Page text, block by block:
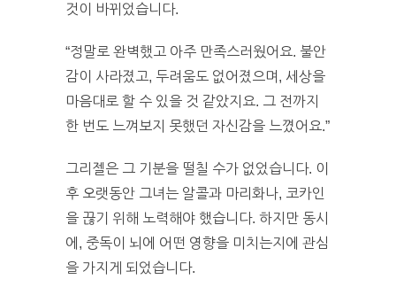
것이 바뀌었습니다.
“정말로 완벽했고 아주 만족스러웠어요. 불안
감이 사라졌고, 두려움도 없어졌으며, 세상을
마음대로 할 수 있을 것 같았지요. 그 전까지
한 번도 느껴보지 못했던 자신감을 느꼈어요.”
그리젤은 그 기분을 떨칠 수가 없었습니다. 이
후 오랫동안 그녀는 알콜과 마리화나, 코카인
을 끊기 위해 노력해야 했습니다. 하지만 동시
에, 중독이 뇌에 어떤 영향을 미치는지에 관심
을 가지게 되었습니다.